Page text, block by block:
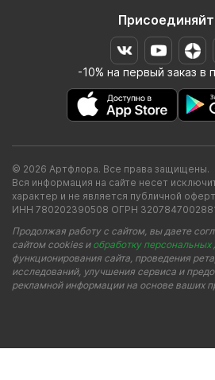
-10% на первый заказ в
© 2026 Артфлора. Все права защищены.
Вся информация на сайте несет
характер и не является публичной
ИНН 780202390508 ОГРН
Продолжая работу с сайтом, вы даете
сайтом cookies и обработку персональных
функционирования сайта, проведения
исследований, улучшения сервиса и
рекламной информации на основе ваших